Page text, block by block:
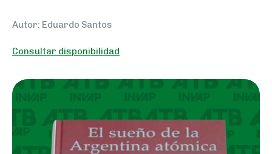
Autor: Eduardo Santos
Consultar disponibilidad